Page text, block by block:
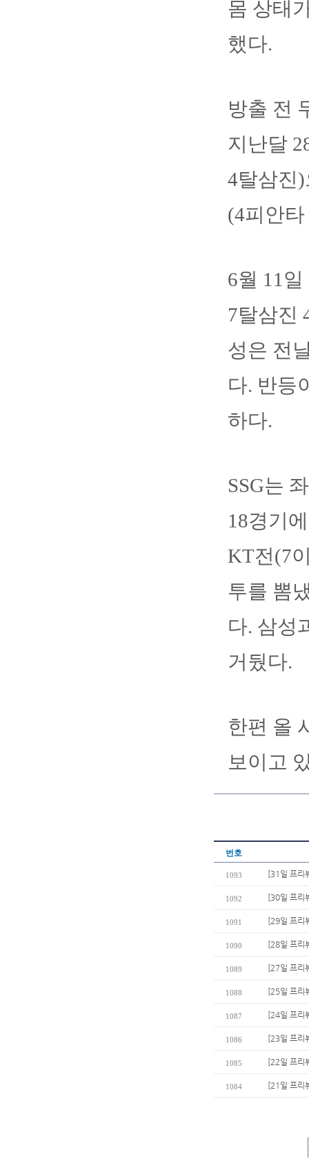
몸 상태
했다.
방출 전
지난달
4탈삼진
(4피안
6월 11
7탈삼진
성은 전
다. 반등
하다.
SSG는
18경기
KT전(7
투를 뽐
다. 삼성
거뒀다.
한편 올
보이고
번호
1093 [31일 프리
1092 [30일 프리
1091 [29일 프리
1090 [28일 프리
1089 [27일 프리
1088 [25일 프리
1087 [24일 프리
1086 [23일 프리
1085 [22일 프리
1084 [21일 프리